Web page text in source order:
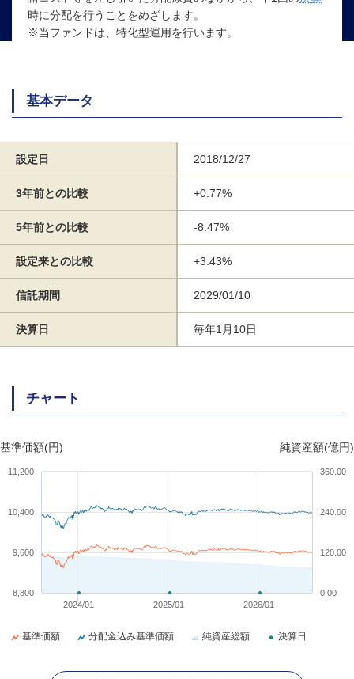
時に分配を行うことをめざします。
※当ファンドは、特化型運用を行います。
基本データ
設定日 2018/12/27
3年前との比較 +0.77%
5年前との比較 -8.47%
設定来との比較 +3.43%
信託期間 2029/01/10
決算日 毎年1月10日
チャート
基準価額(円) 純資産額(億円)
2024/01 2025/01 2026/01
8,800
9,600
10,400
11,200
0.00
120.00
240.00
360.00
基準価額 分配金込み基準価額 純資産総額 決算日